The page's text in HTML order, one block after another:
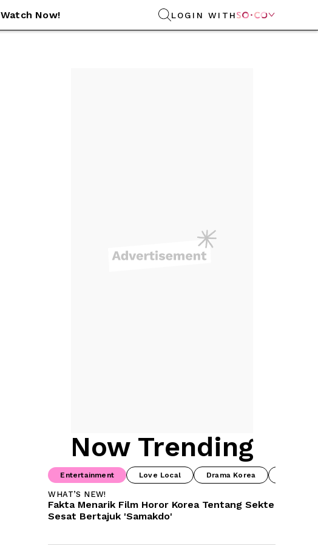
Watch Now! LOGIN WITH 
Now Trending
Entertainment Love Local Drama Korea
WHAT’S NEW!
Fakta Menarik Film Horor Korea Tentang Sekte
Sesat Bertajuk 'Samakdo'